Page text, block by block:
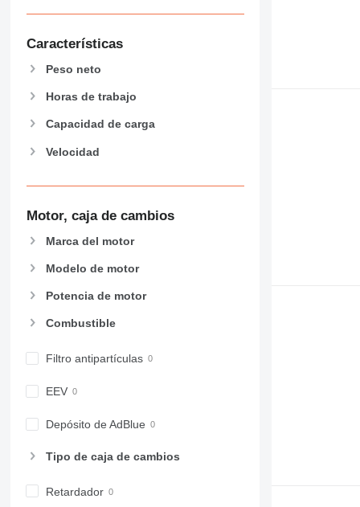
908
910
918
924
950
953
963
966
973
982
990
992
C-series
Características
Peso neto
Horas de trabajo
Capacidad de carga
Velocidad
Motor, caja de cambios
Marca del motor
Modelo de motor
Potencia de motor
Combustible
Filtro antipartículas
EEV
Depósito de AdBlue
Tipo de caja de cambios
Retardador